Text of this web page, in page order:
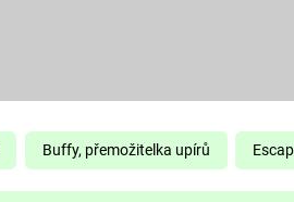
DELIVERANCE
Buffy, přemožitelka upírů